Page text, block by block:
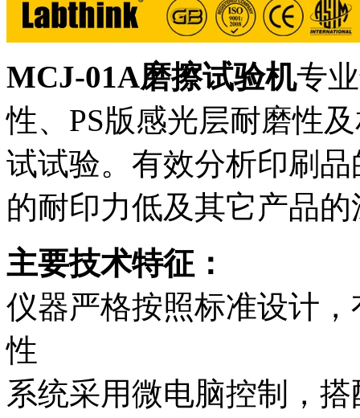
MCJ-01A磨擦试验机专
性、PS版感光层耐磨性
试试验。有效分析印刷
的耐印力低及其它产品
主要技术特征：
仪器严格按照标准设计
性
系统采用微电脑控制，